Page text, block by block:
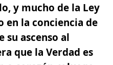
y mucho de la Ley
en la conciencia de
su ascenso al
que la Verdad es